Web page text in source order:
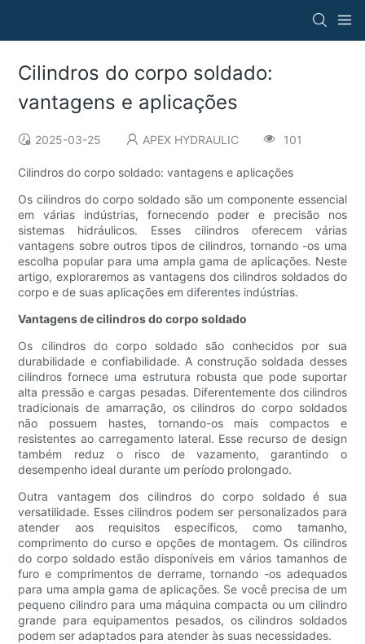
Cilindros do corpo soldado:
vantagens e aplicações
2025-03-25 APEX HYDRAULIC 101
Cilindros do corpo soldado: vantagens e aplicações
Os cilindros do corpo soldado são um componente essencial
em várias indústrias, fornecendo poder e precisão nos
sistemas hidráulicos. Esses cilindros oferecem várias
vantagens sobre outros tipos de cilindros, tornando -os uma
escolha popular para uma ampla gama de aplicações. Neste
artigo, exploraremos as vantagens dos cilindros soldados do
corpo e de suas aplicações em diferentes indústrias.
Vantagens de cilindros do corpo soldado
Os cilindros do corpo soldado são conhecidos por sua
durabilidade e confiabilidade. A construção soldada desses
cilindros fornece uma estrutura robusta que pode suportar
alta pressão e cargas pesadas. Diferentemente dos cilindros
tradicionais de amarração, os cilindros do corpo soldados
não possuem hastes, tornando-os mais compactos e
resistentes ao carregamento lateral. Esse recurso de design
também reduz o risco de vazamento, garantindo o
desempenho ideal durante um período prolongado.
Outra vantagem dos cilindros do corpo soldado é sua
versatilidade. Esses cilindros podem ser personalizados para
atender aos requisitos específicos, como tamanho,
comprimento do curso e opções de montagem. Os cilindros
do corpo soldado estão disponíveis em vários tamanhos de
furo e comprimentos de derrame, tornando -os adequados
para uma ampla gama de aplicações. Se você precisa de um
pequeno cilindro para uma máquina compacta ou um cilindro
grande para equipamentos pesados, os cilindros soldados
podem ser adaptados para atender às suas necessidades.